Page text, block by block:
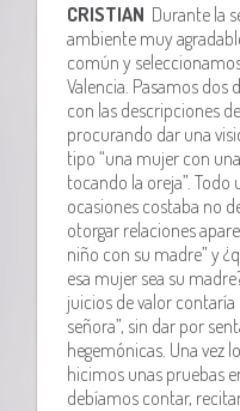
CRISTIAN Durante la
ambiente muy
común y
Valencia. Pasamos dos
con las descripciones
procurando dar una
tipo “una mujer con
tocando la oreja”.
ocasiones costaba no
otorgar relaciones
niño con su madre” y
esa mujer sea su
juicios de valor
señora”, sin dar por
hegemónicas. Una vez
hicimos unas pruebas
debíamos contar,